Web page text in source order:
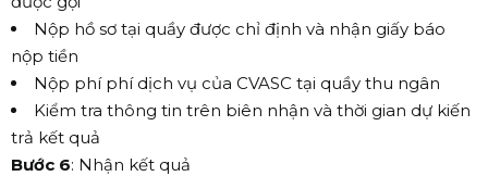
Nộp hồ sơ tại quầy được chỉ định và nhận giấy báo
nộp tiền
Nộp phí phí dịch vụ của CVASC tại quầy thu ngân
Kiểm tra thông tin trên biên nhận và thời gian dự kiến
trả kết quả
Bước 6: Nhận kết quả